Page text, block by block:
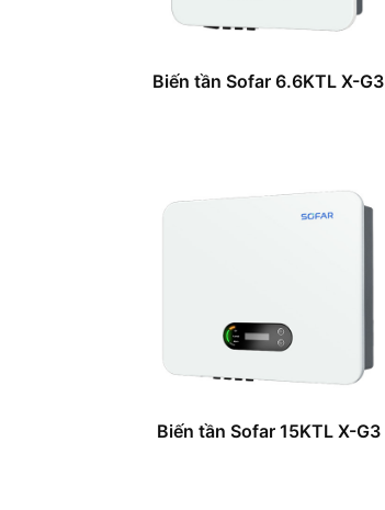
Biến tần Sofar 6.6KTL X-G3
Biến tần Sofar 15KTL X-G3